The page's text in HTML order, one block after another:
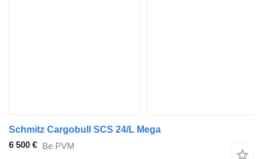
Schmitz Cargobull SCS 24/L Mega
6 500 € Be PVM